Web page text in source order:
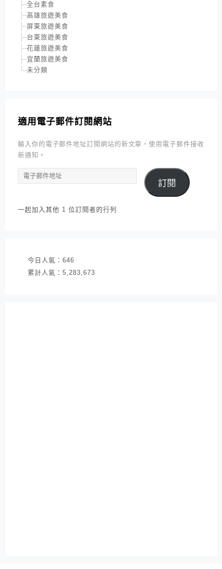
全台素食
高雄旅遊美食
屏東旅遊美食
台東旅遊美食
花蓮旅遊美食
宜蘭旅遊美食
未分類
適用電子郵件訂閱網站
輸入你的電子郵件地址訂閱網站的新文章，使用電子郵件接收
新通知。
電
子
件
訂閱
一起加入其他 1 位訂閱者的行列
今日人氣： 646
累計人氣： 5,283,673